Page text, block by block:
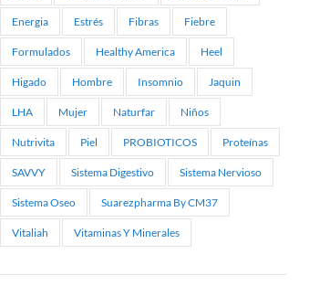
Energia Estrés Fibras Fiebre
Formulados Healthy America Heel
Higado Hombre Insomnio Jaquin
LHA Mujer Naturfar Niños
Nutrivita Piel PROBIOTICOS Proteínas
SAVVY Sistema Digestivo Sistema Nervioso
Sistema Oseo Suarezpharma By CM37
Vitaliah Vitaminas Y Minerales